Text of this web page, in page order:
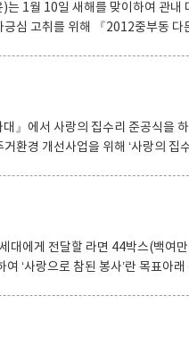
1월 10일 새해를 맞이하여 관내
심 고취를 위해 『2012중부동 다
개발자문위원장을 비롯하여 다문
파출소장이 「다문화가족이 저지
생활적응을 돕고 애로사항을 청
집수리 준공식을 하였다. 월성원자력본부
환경 개선사업을 위해 ‘사랑의 집
, 사업비 15,000천원을 들어 강판
서 추운 겨울을 따뜻하게 보낼 수 있
대에게 전달할 라면 44박스(백여
어려운 이웃들이 조금이나마 따